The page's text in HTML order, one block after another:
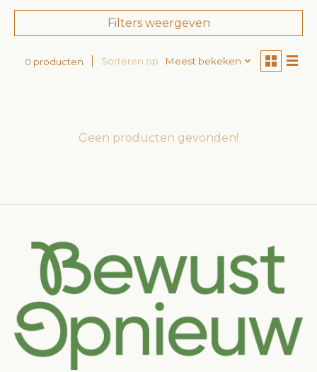
Filters weergeven
0 producten Sorteren op Meest bekeken
Geen producten gevonden!